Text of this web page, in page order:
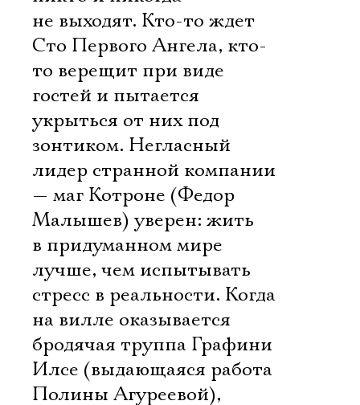
не выходят. Кто-то ждет
Сто Первого Ангела, кто-
то верещит при виде
гостей и пытается
укрыться от них под
зонтиком. Негласный
лидер странной компании
— маг Котроне (Федор
Малышев) уверен: жить
в придуманном мире
лучше, чем испытывать
стресс в реальности. Когда
на вилле оказывается
бродячая труппа Графини
Илсе (выдающаяся работа
Полины Агуреевой),